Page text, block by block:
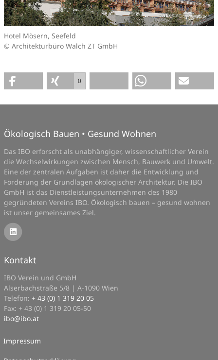
Hotel Mösern, Seefeld
© Architekturbüro Walch ZT GmbH
0
Ökologisch Bauen • Gesund Wohnen
Das IBO erforscht als unabhängiger, wissenschaftlicher Verein
die Wechselwirkungen zwischen Mensch, Bauwerk und Umwelt.
Eine der zentralen Aufgaben ist daher die Entwicklung und
Förderung der Grundlagen ökologischer Architektur. Die IBO
GmbH ist das Dienstleistungsunternehmen des 1980
gegründeten Vereins IBO. Ökologisch bauen – gesund wohnen
ist unser gemeinsames Ziel.
Kontakt
IBO Verein und GmbH
Alserbachstraße 5/8 | A-1090 Wien
Telefon: + 43 (0) 1 319 20 05
Fax: + 43 (0) 1 319 20 05-50
ibo@ibo.at
Impressum